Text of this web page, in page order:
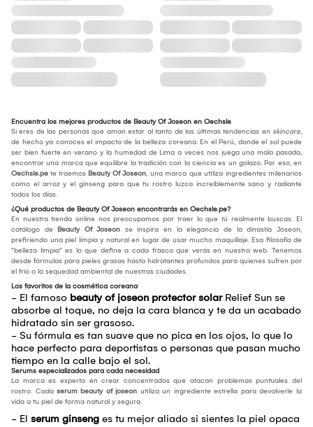
Encuentra los mejores productos de Beauty Of Joseon en Oechsle
Si eres de las personas que aman estar al tanto de las últimas tendencias en skincare,
de hecho ya conoces el impacto de la belleza coreana. En el Perú, donde el sol puede
ser bien fuerte en verano y la humedad de Lima a veces nos juega una mala pasada,
encontrar una marca que equilibre la tradición con la ciencia es un golazo. Por eso, en
Oechsle.pe te traemos Beauty Of Joseon, una marca que utiliza ingredientes milenarios
como el arroz y el ginseng para que tu rostro luzca increíblemente sano y radiante
todos los días.
¿Qué productos de Beauty Of Joseon encontrarás en Oechsle.pe?
En nuestra tienda online nos preocupamos por traer lo que tú realmente buscas. El
catálogo de Beauty Of Joseon se inspira en la elegancia de la dinastía Joseon,
prefiriendo una piel limpia y natural en lugar de usar mucho maquillaje. Esa filosofía de
"belleza limpia" es lo que define a cada frasco que verás en nuestra web. Tenemos
desde fórmulas para pieles grasas hasta hidratantes profundos para quienes sufren por
el frío o la sequedad ambiental de nuestras ciudades.
Los favoritos de la cosmética coreana
- El famoso beauty of joseon protector solarRelief Sun se
absorbe al toque, no deja la cara blanca y te da un acabado
hidratado sin ser grasoso.
- Su fórmula es tan suave que no pica en los ojos, lo que lo
hace perfecto para deportistas o personas que pasan mucho
tiempo en la calle bajo el sol.
Serums especializados para cada necesidad
La marca es experta en crear concentrados que atacan problemas puntuales del
rostro. Cada serum beauty of joseon utiliza un ingrediente estrella para devolverle la
vida a tu piel de forma natural y segura.
- El serum ginseng es tu mejor aliado si sientes la piel opaca